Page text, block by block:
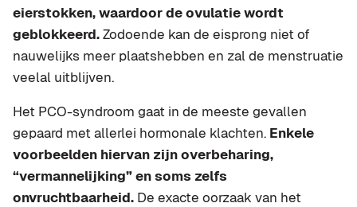
eierstokken, waardoor de ovulatie wordt
geblokkeerd.Zodoende kan de eisprong niet of
nauwelijks meer plaatshebben en zal de menstruatie
veelal uitblijven.
Het PCO-syndroom gaat in de meeste gevallen
gepaard met allerlei hormonale klachten. Enkele
voorbeelden hiervan zijn overbeharing,
“vermannelijking” en soms zelfs
onvruchtbaarheid. De exacte oorzaak van het